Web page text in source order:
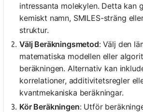
intressanta molekylen. Detta kan
kemiskt namn, SMILES-sträng
struktur.
Välj Beräkningsmetod: Välj den
matematiska modellen eller
beräkningen. Alternativ kan
korrelationer, additivitetsregler
kvantmekaniska beräkningar.
Kör Beräkningen: Utför